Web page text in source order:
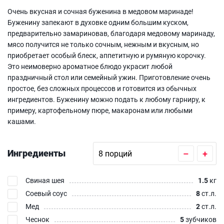
Очень вкусная и сочная буженина в медовом маринаде!
Буженину запекают в духовке одним большим куском,
предварительно замариновав, благодаря медовому маринаду,
мясо получится не только сочным, нежным и вкусным, но
приобретает особый блеск, аппетитную и румяную корочку.
Это неимоверно ароматное блюдо украсит любой
праздничный стол или семейный ужин. Приготовление очень
простое, без сложных процессов и готовится из обычных
ингредиентов. Буженину можно подать к любому гарниру, к
примеру, картофельному пюре, макаронам или любыми
кашами.
Ингредиенты – +
Свиная шея 1.5 кг
Соевый соус
8ст.л.
Мед
2ст.л.
Чеснок
5зубчиков